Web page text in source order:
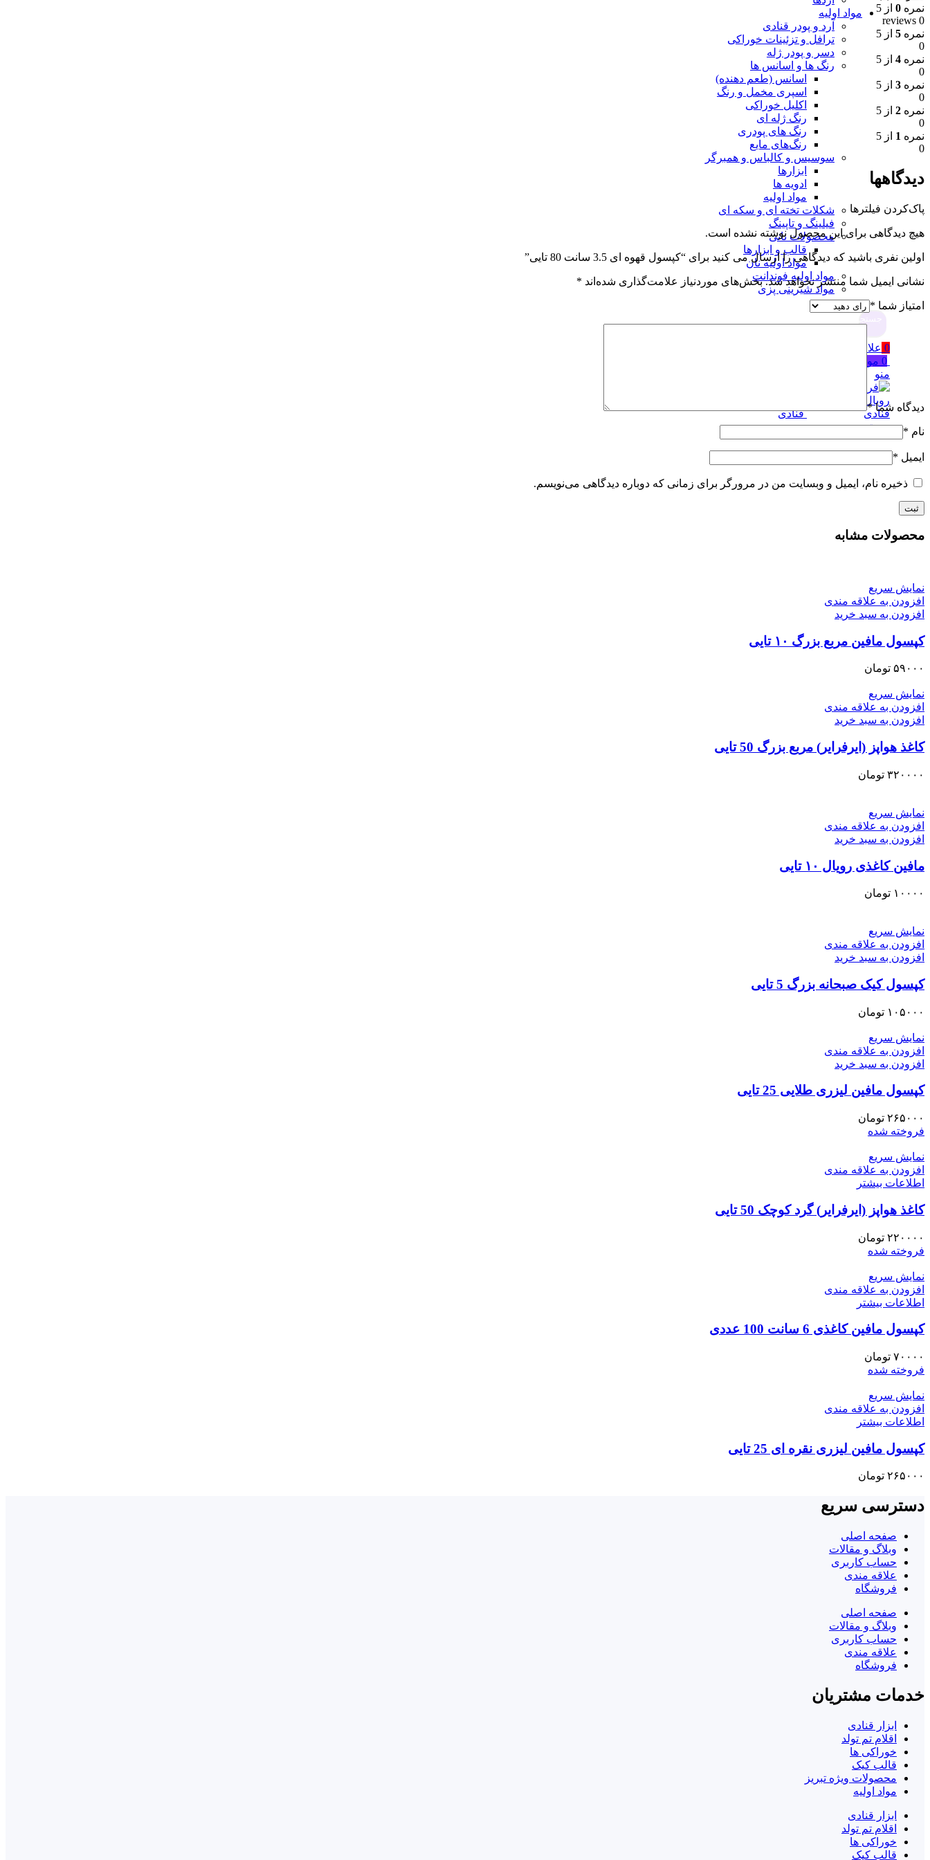
مواد اولیه
آرد و پودر قنادی
ترافل و تزئینات خوراکی
دسر و پودر ژله
رنگ ها و اسانس ها
اسانس (طعم دهنده)
اسپری مخمل و رنگ
اکلیل خوراکی
رنگ ژله ای
رنگ های پودری
رنگ‌های مایع
سوسیس و کالباس و همبرگر
ابزارها
ادویه ها
مواد اولیه
شکلات تخته ای و سکه ای
فیلینگ و تاپینگ
محصولات نانی
قالب و ابزارها
مواد اولیه نان
مواد اولیه فوندانت
مواد شیرینی پزی
0 علاقه مندی
0 مورد
منو
جستجو
نمره 0 از 5
0 reviews
نمره 5 از 5
0
نمره 4 از 5
0
نمره 3 از 5
0
نمره 2 از 5
0
نمره 1 از 5
0
دیدگاهها
پاک‌کردن فیلترها
هیچ دیدگاهی برای این محصول نوشته نشده است.
اولین نفری باشید که دیدگاهی را ارسال می کنید برای “کپسول قهوه ای 3.5 سانت 80 تایی”
نشانی ایمیل شما منتشر نخواهد شد. بخش‌های موردنیاز علامت‌گذاری شده‌اند *
امتیاز شما *
دیدگاه شما*
نام *
ایمیل *
ذخیره نام، ایمیل و وبسایت من در مرورگر برای زمانی که دوباره دیدگاهی می‌نویسم.
محصولات مشابه
نمایش سریع
افزودن به علاقه مندی
افزودن به سبد خرید
کپسول مافین مربع بزرگ ۱۰ تایی
۵۹۰۰۰ تومان
نمایش سریع
افزودن به علاقه مندی
افزودن به سبد خرید
کاغذ هواپز (ایرفرایر) مربع بزرگ 50 تایی
۳۲۰۰۰۰ تومان
نمایش سریع
افزودن به علاقه مندی
افزودن به سبد خرید
مافین کاغذی رویال ۱۰ تایی
۱۰۰۰۰ تومان
نمایش سریع
افزودن به علاقه مندی
افزودن به سبد خرید
کپسول کیک صبحانه بزرگ 5 تایی
۱۰۵۰۰۰ تومان
نمایش سریع
افزودن به علاقه مندی
افزودن به سبد خرید
کپسول مافین لیزری طلایی 25 تایی
۲۶۵۰۰۰ تومان
فروخته شده
نمایش سریع
افزودن به علاقه مندی
اطلاعات بیشتر
کاغذ هواپز (ایرفرایر) گرد کوچک 50 تایی
۲۲۰۰۰۰ تومان
فروخته شده
نمایش سریع
افزودن به علاقه مندی
اطلاعات بیشتر
کپسول مافین کاغذی 6 سانت 100 عددی
۷۰۰۰۰ تومان
فروخته شده
نمایش سریع
افزودن به علاقه مندی
اطلاعات بیشتر
کپسول مافین لیزری نقره ای 25 تایی
۲۶۵۰۰۰ تومان
دسترسی سریع
صفحه اصلی
وبلاگ و مقالات
حساب کاربری
علاقه مندی
فروشگاه
صفحه اصلی
وبلاگ و مقالات
حساب کاربری
علاقه مندی
فروشگاه
خدمات مشتریان
ابزار قنادی
اقلام تم تولد
خوراکی ها
قالب کیک
محصولات ویژه تبریز
مواد اولیه
ابزار قنادی
اقلام تم تولد
خوراکی ها
قالب کیک